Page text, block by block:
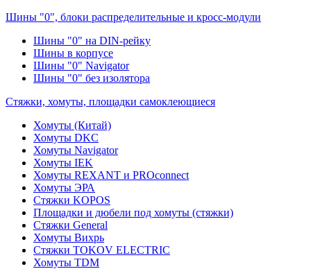
Шины "0", блоки распределительные и кросс-модули
Шины "0" на DIN-рейку
Шины в корпусе
Шины "0" Navigator
Шины "0" без изолятора
Стяжки, хомуты, площадки самоклеющиеся
Хомуты (Китай)
Хомуты DKC
Хомуты Navigator
Хомуты IEK
Хомуты REXANT и PROconnect
Хомуты ЭРА
Стяжки KOPOS
Площадки и дюбели под хомуты (стяжки)
Стяжки General
Хомуты Вихрь
Стяжки TOKOV ELECTRIC
Хомуты TDM